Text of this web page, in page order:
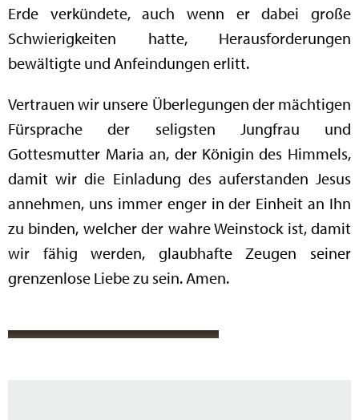
Erde verkündete, auch wenn er dabei große
Schwierigkeiten hatte, Herausforderungen
bewältigte und Anfeindungen erlitt.
Vertrauen wir unsere Überlegungen der mächtigen
Fürsprache der seligsten Jungfrau und
Gottesmutter Maria an, der Königin des Himmels,
damit wir die Einladung des auferstanden Jesus
annehmen, uns immer enger in der Einheit an Ihn
zu binden, welcher der wahre Weinstock ist, damit
wir fähig werden, glaubhafte Zeugen seiner
grenzenlose Liebe zu sein. Amen.